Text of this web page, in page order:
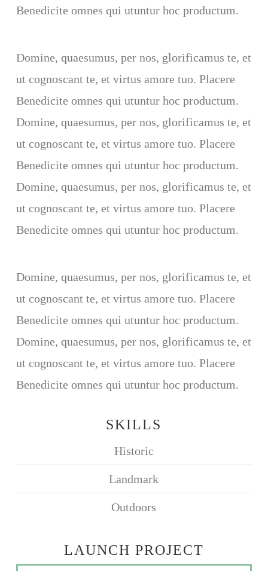
Benedicite omnes qui utuntur hoc productum.
Domine, quaesumus, per nos, glorificamus te, et
ut cognoscant te, et virtus amore tuo. Placere
Benedicite omnes qui utuntur hoc productum.
Domine, quaesumus, per nos, glorificamus te, et
ut cognoscant te, et virtus amore tuo. Placere
Benedicite omnes qui utuntur hoc productum.
Domine, quaesumus, per nos, glorificamus te, et
ut cognoscant te, et virtus amore tuo. Placere
Benedicite omnes qui utuntur hoc productum.
Domine, quaesumus, per nos, glorificamus te, et
ut cognoscant te, et virtus amore tuo. Placere
Benedicite omnes qui utuntur hoc productum.
Domine, quaesumus, per nos, glorificamus te, et
ut cognoscant te, et virtus amore tuo. Placere
Benedicite omnes qui utuntur hoc productum.
SKILLS
Historic
Landmark
Outdoors
LAUNCH PROJECT